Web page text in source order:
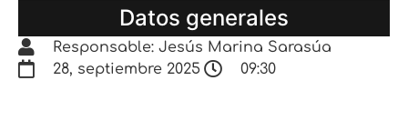
Datos generales
Responsable: Jesús Marina Sarasúa
28, septiembre 2025
09:30